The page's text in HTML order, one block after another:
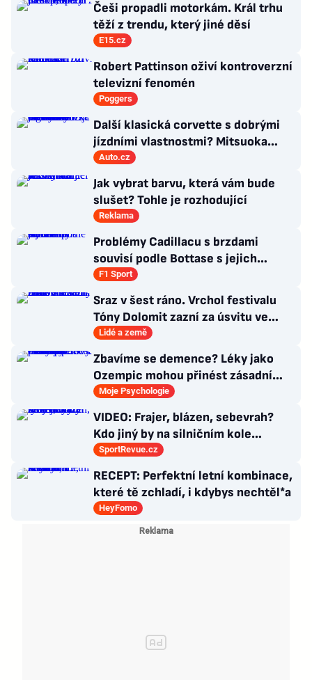
Češi propadli motorkám. Král trhu
těží z trendu, který jiné děsí
E15.cz
Robert Pattinson oživí kontroverzní
televizní fenomén
Poggers
Další klasická corvette s dobrými
jízdními vlastnostmi? Mitsuoka
znovu využije legendární MX-5
Auto.cz
Jak vybrat barvu, která vám bude
slušet? Tohle je rozhodující
Reklama
Problémy Cadillacu s brzdami
souvisí podle Bottase s jejich
chlazením
F1 Sport
Sraz v šest ráno. Vrchol festivalu
Tóny Dolomit zazní za úsvitu ve
3000 metrech
Lidé a země
Zbavíme se demence? Léky jako
Ozempic mohou přinést zásadní
průlom v léčbě Alzheimerovy
Moje Psychologie
VIDEO: Frajer, blázen, sebevrah?
Kdo jiný by na silničním kole
dokázal tyhle triky?
SportRevue.cz
RECEPT: Perfektní letní kombinace,
které tě zchladí, i kdybys nechtěl*a
HeyFomo